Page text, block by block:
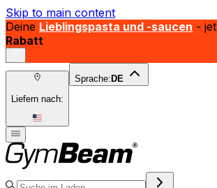
Skip to main content
Deine Lieblingspasta und -saucen -
Rabatt
Liefern nach:
Sprache: DE